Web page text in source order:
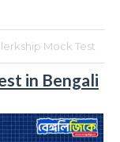
Mock Test
in Bengali